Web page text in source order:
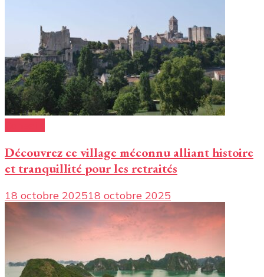
Découvrez ce village méconnu alliant histoire
et tranquillité pour les retraités
18 octobre 202518 octobre 2025